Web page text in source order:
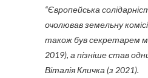
“Європейська
очолював земельну
також був секретарем
2019), а пізніше став
Віталія Кличка (з 2021).